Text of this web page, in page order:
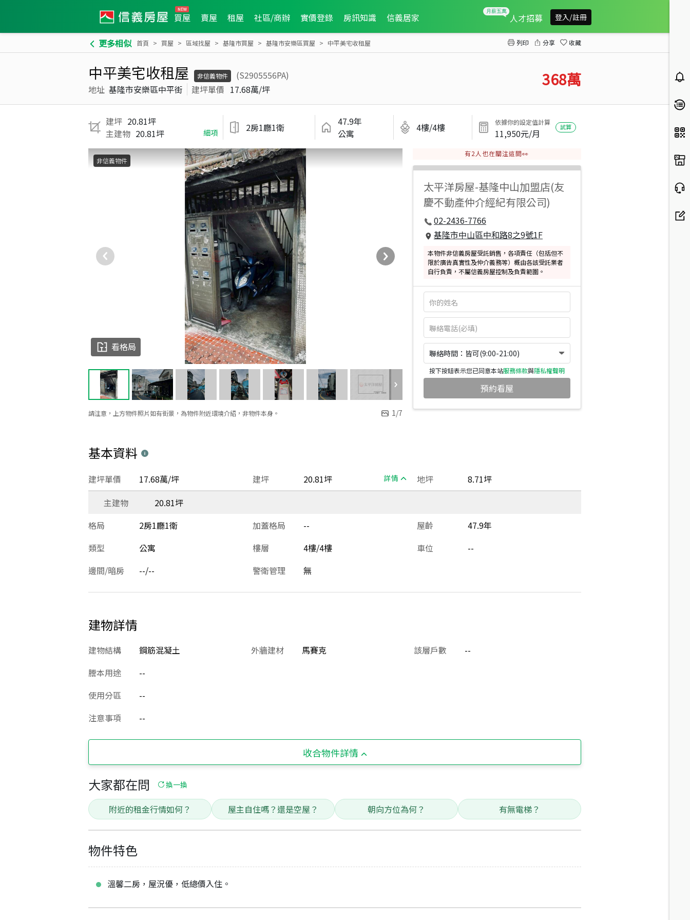
買屋 賣屋 租屋 社區/商辦 實價登錄 房訊知識 信義居家 人才招募 登入/註冊
更多相似 首頁 買屋 區域找屋 基隆市買屋 基隆市安樂區買屋 中平美宅收租屋 列印 分享 收藏
中平美宅收租屋 非信義物件
(S2905556PA)
地址 基隆市安樂區中平街 建坪單價 17.68萬/坪 368萬
建坪 20.81坪
主建物 20.81坪 細項 2房1廳1衛
47.9年
公寓
4樓/4樓 依據你的設定值計算
11,950元/月
試算
請注意，上方物件照片如有街景，為物件附近環境介紹，非物件本身。 1/7
看格局
非信義物件
有2 人也在關注這間👀
太平洋房屋-基隆中山加盟店(友
慶不動產仲介經紀有限公司)
02-2436-7766
基隆市中山區中和路8之9號1F
本物件非信義房屋受託銷售，各項責任（包括但不
限於廣告真實性及仲介義務等）概由各該受託業者
自行負責，不屬信義房屋控制及負責範圍。
聯絡時間：皆可(9:00-21:00)
按下按鈕表示您已同意本站服務條款與隱私權聲明
預約看屋
基本資料
建坪 20.81坪 詳情
建坪單價 17.68萬/坪 地坪
8.71坪
主建物
20.81坪
格局
2房1廳1衛 加蓋格局 -- 屋齡
47.9年
類型
公寓 樓層 4樓/4樓 車位
--
邊間/暗房
--/-- 警衛管理 無
建物詳情
建物結構 鋼筋混凝土 外牆建材 馬賽克 該層戶數
--
謄本用途
--
使用分區
--
注意事項
--
收合物件詳情
大家都在問 換一換
附近的租金行情如何？ 屋主自住嗎？還是空屋？ 朝向方位為何？ 有無電梯？
物件特色
溫馨二房，屋況優，低總價入住。